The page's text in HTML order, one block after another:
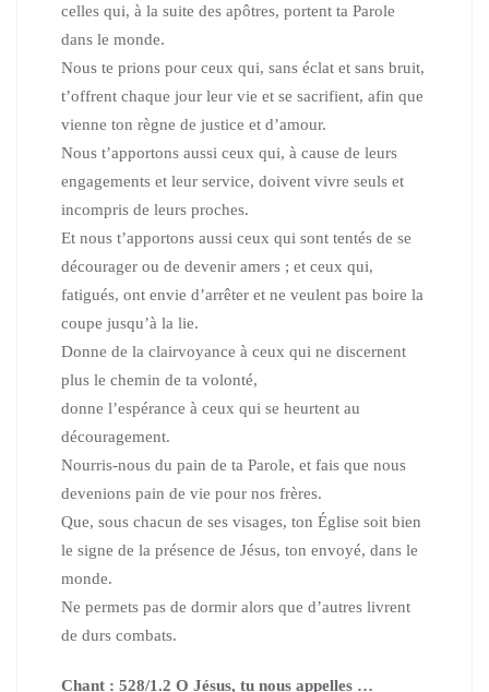
celles qui, à la suite des apôtres, portent ta Parole
dans le monde.
Nous te prions pour ceux qui, sans éclat et sans bruit,
t’offrent chaque jour leur vie et se sacrifient, afin que
vienne ton règne de justice et d’amour.
Nous t’apportons aussi ceux qui, à cause de leurs
engagements et leur service, doivent vivre seuls et
incompris de leurs proches.
Et nous t’apportons aussi ceux qui sont tentés de se
décourager ou de devenir amers ; et ceux qui,
fatigués, ont envie d’arrêter et ne veulent pas boire la
coupe jusqu’à la lie.
Donne de la clairvoyance à ceux qui ne discernent
plus le chemin de ta volonté,
donne l’espérance à ceux qui se heurtent au
découragement.
Nourris-nous du pain de ta Parole, et fais que nous
devenions pain de vie pour nos frères.
Que, sous chacun de ses visages, ton Église soit bien
le signe de la présence de Jésus, ton envoyé, dans le
monde.
Ne permets pas de dormir alors que d’autres livrent
de durs combats.
Chant : 528/1.2 O Jésus, tu nous appelles …